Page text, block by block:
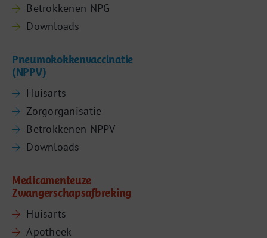
Betrokkenen NPG
Downloads
Pneumokokkenvaccinatie
(NPPV)
Huisarts
Zorgorganisatie
Betrokkenen NPPV
Downloads
Medicamenteuze
Zwangerschapsafbreking
Huisarts
Apotheek